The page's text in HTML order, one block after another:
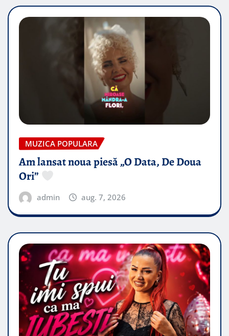
MUZICA POPULARA
Am lansat noua piesă „O Data, De Doua
Ori”
admin aug. 7, 2026